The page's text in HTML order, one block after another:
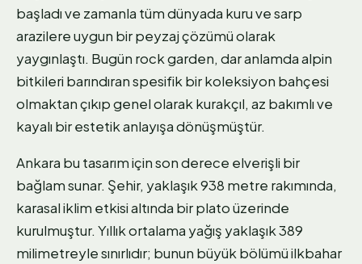
başladı ve zamanla tüm dünyada kuru ve sarp
arazilere uygun bir peyzaj çözümü olarak
yaygınlaştı. Bugün rock garden, dar anlamda alpin
bitkileri barındıran spesifik bir koleksiyon bahçesi
olmaktan çıkıp genel olarak kurakçıl, az bakımlı ve
kayalı bir estetik anlayışa dönüşmüştür.
Ankara bu tasarım için son derece elverişli bir
bağlam sunar. Şehir, yaklaşık 938 metre rakımında,
karasal iklim etkisi altında bir plato üzerinde
kurulmuştur. Yıllık ortalama yağış yaklaşık 389
milimetreyle sınırlıdır; bunun büyük bölümü ilkbahar